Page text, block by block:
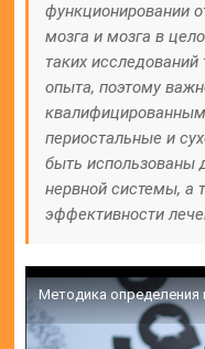
функционировании
мозга и мозга в
таких
опыта, поэтому
периостальные и
быть использованы
нервной системы, а
эффективности